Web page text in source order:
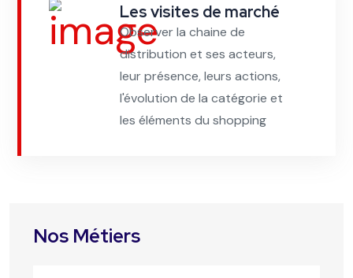
Les visites de marché
Observer la chaine de
distribution et ses acteurs,
leur présence, leurs actions,
l'évolution de la catégorie et
les éléments du shopping
Nos Métiers